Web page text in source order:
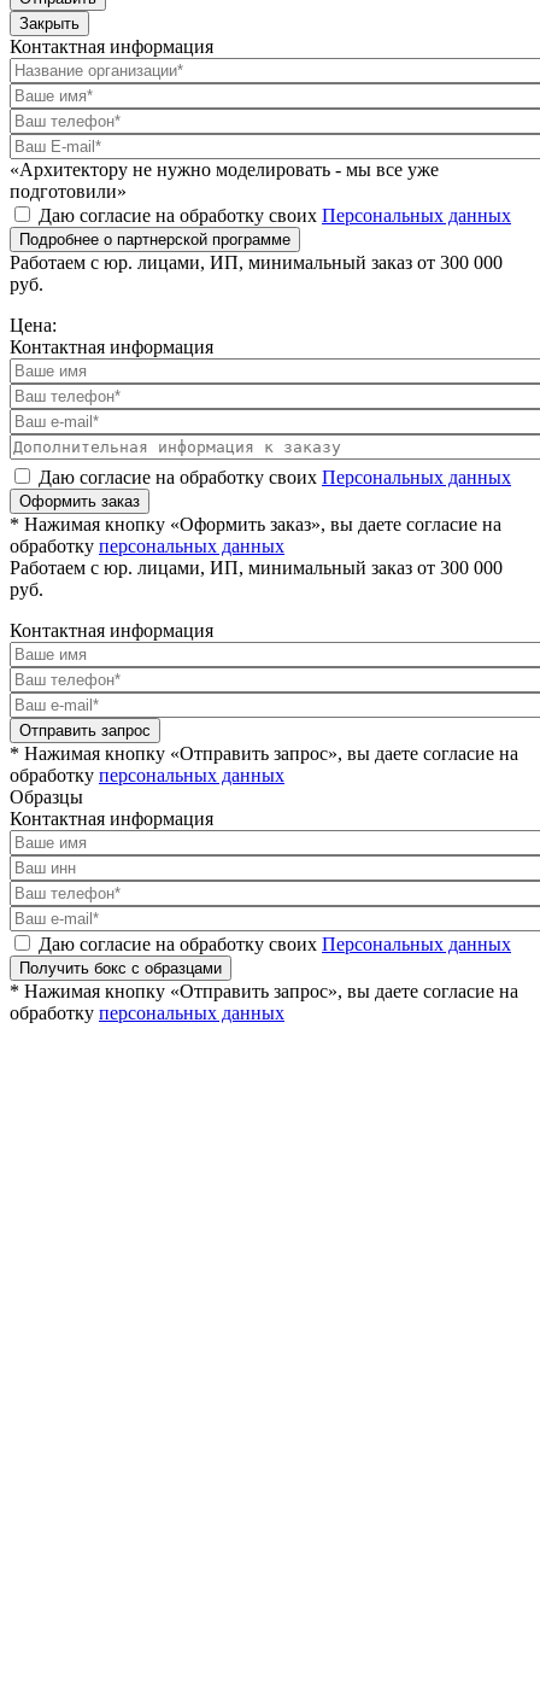
Закрыть
Контактная информация
«Архитектору не нужно моделировать - мы все уже
подготовили»
Даю согласие на обработку своих Персональных данных
Подробнее о партнерской программе
Работаем с юр. лицами, ИП, минимальный заказ от 300 000
руб.
Цена:
Контактная информация
Даю согласие на обработку своих Персональных данных
Оформить заказ
* Нажимая кнопку «Оформить заказ», вы даете согласие на
обработку персональных данных
Работаем с юр. лицами, ИП, минимальный заказ от 300 000
руб.
Контактная информация
Отправить запрос
* Нажимая кнопку «Отправить запрос», вы даете согласие на
обработку персональных данных
Образцы
Контактная информация
Даю согласие на обработку своих Персональных данных
Получить бокс с образцами
* Нажимая кнопку «Отправить запрос», вы даете согласие на
обработку персональных данных